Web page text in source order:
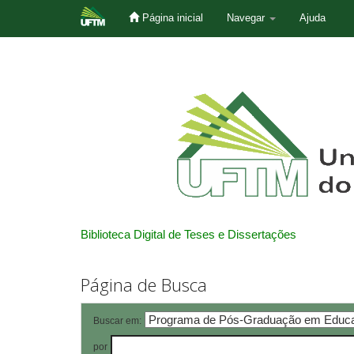
Página inicial Navegar Ajuda
Biblioteca Digital de Teses e Dissertações
Página de Busca
Buscar em:
por